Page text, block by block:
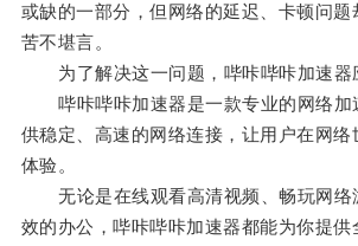
或缺的一部分，但网络的延迟、卡顿问题
苦不堪言。
为了解决这一问题，哔咔哔咔加速器
哔咔哔咔加速器是一款专业的网络加
供稳定、高速的网络连接，让用户在网络
体验。
无论是在线观看高清视频、畅玩网络
效的办公，哔咔哔咔加速器都能为你提供